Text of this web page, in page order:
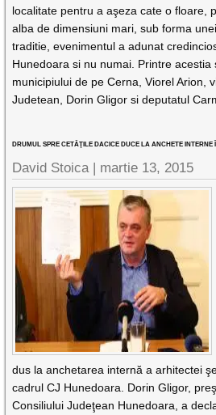
localitate pentru a aşeza cate o floare,
alba de dimensiuni mari, sub forma
traditie, evenimentul a adunat
Hunedoara si nu numai. Printre acestia
municipiului de pe Cerna, Viorel Arion,
Judetean, Dorin Gligor si deputatul
DRUMUL SPRE CETĂŢILE DACICE DUCE LA ANCHETE
David Stoica | martie 13, 2015
dus la anchetarea internă a arhitectei
cadrul CJ Hunedoara. Dorin Gligor,
Consiliului Judeţean Hunedoara, a